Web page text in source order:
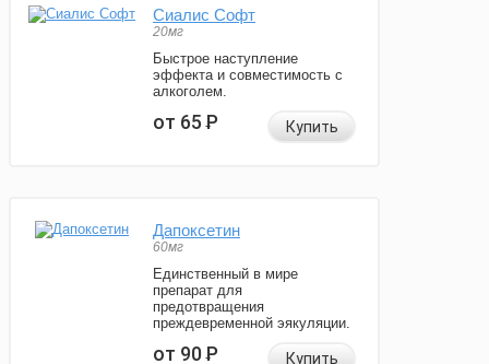
Сиалис Софт
20мг
Быстрое наступление
эффекта и совместимость с
алкоголем.
от 65Р Купить
Дапоксетин
60мг
Единственный в мире
препарат для
предотвращения
преждевременной эякуляции.
от 90Р Купить